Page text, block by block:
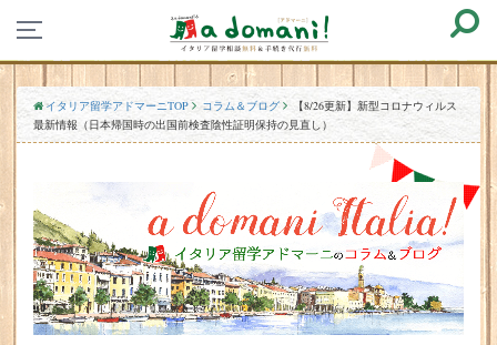
イタリア留学アドマーニTOP コラム＆ブログ
【8/26更新】新型コロナウィルス
最新情報（日本帰国時の出国前検査陰性証明保持の見直し）